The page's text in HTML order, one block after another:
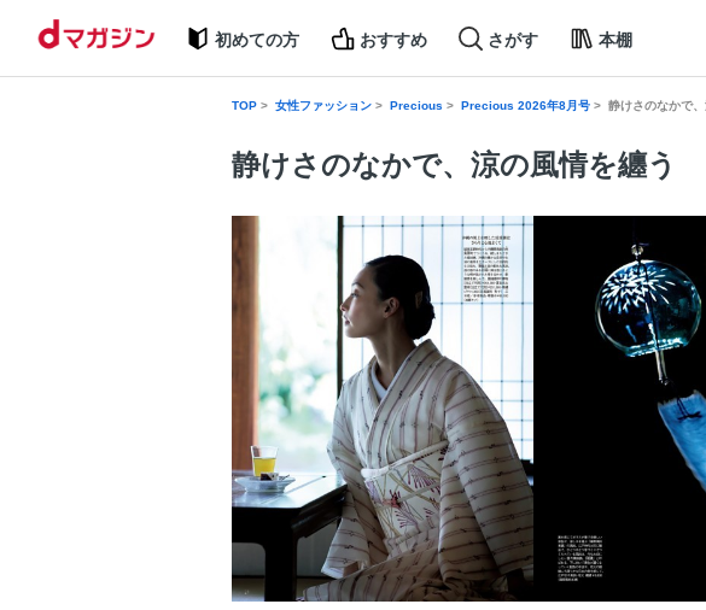
初めての方 おすすめ さがす 本棚
TOP 女性ファッション Precious Precious 2026年8月号 静けさのなかで
静けさのなかで、涼の風情を纏う